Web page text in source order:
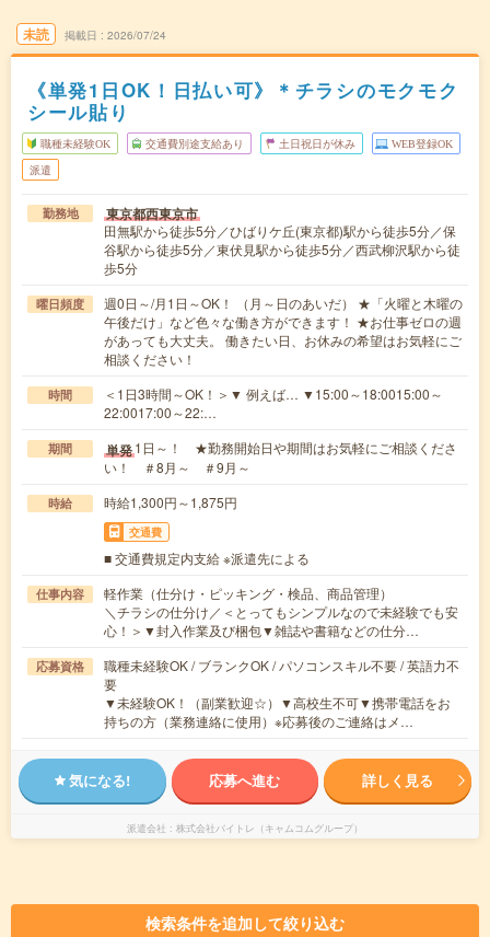
未読 掲載日 2026/07/24
《単発1日OK！日払い可》＊チラシのモクモク
シール貼り
職種未経験OK 交通費別途支給あり 土日祝日が休み WEB登録OK
派遣
勤務地 東京都西東京市
田無駅から徒歩5分／ひばりケ丘(東京都)駅から徒歩5分／保
谷駅から徒歩5分／東伏見駅から徒歩5分／西武柳沢駅から徒
歩5分
曜日頻度
週0日～/月1日～OK！ （月～日のあいだ） ★「火曜と木曜の
午後だけ」など色々な働き方ができます！ ★お仕事ゼロの週
があっても大丈夫。 働きたい日、お休みの希望はお気軽にご
相談ください！
時間
＜1日3時間～OK！＞▼ 例えば… ▼15:00～18:0015:00～
22:0017:00～22:…
期間 単発1日～！ ★勤務開始日や期間はお気軽にご相談くださ
い！ ＃8月～ ＃9月～
時給 時給1,300円～1,875円
交通費
■ 交通費規定内支給 ※派遣先による
仕事内容
軽作業（仕分け・ピッキング・検品、商品管理）
＼チラシの仕分け／＜とってもシンプルなので未経験でも安
心！＞▼封入作業及び梱包▼雑誌や書籍などの仕分…
応募資格
職種未経験OK / ブランクOK / パソコンスキル不要 / 英語力不
要
▼未経験OK！（副業歓迎☆）▼高校生不可▼携帯電話をお
持ちの方（業務連絡に使用）※応募後のご連絡はメ…
気になる! 応募へ進む 詳しく見る
派遣会社 株式会社バイトレ（キャムコムグループ）
検索条件を追加して絞り込む